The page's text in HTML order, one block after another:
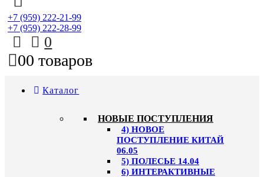
+7 (959) 222-21-99
+7 (959) 222-28-99
0
00 товаров
Каталог
НОВЫЕ ПОСТУПЛЕНИЯ
4) НОВОЕ
ПОСТУПЛЕНИЕ КИТАЙ
06.05
5) ПОЛЕСЬЕ 14.04
6) ИНТЕРАКТИВНЫЕ